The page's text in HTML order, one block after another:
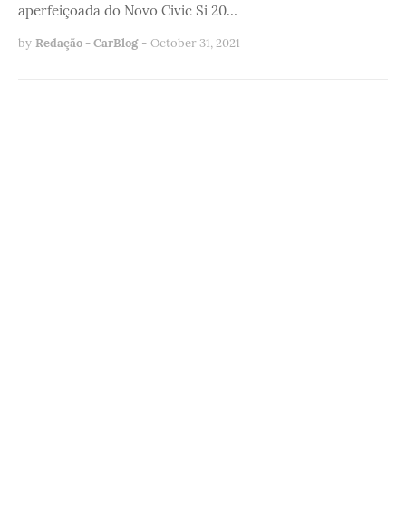
aperfeiçoada do Novo Civic Si 20…
by Redação - CarBlog - October 31, 2021